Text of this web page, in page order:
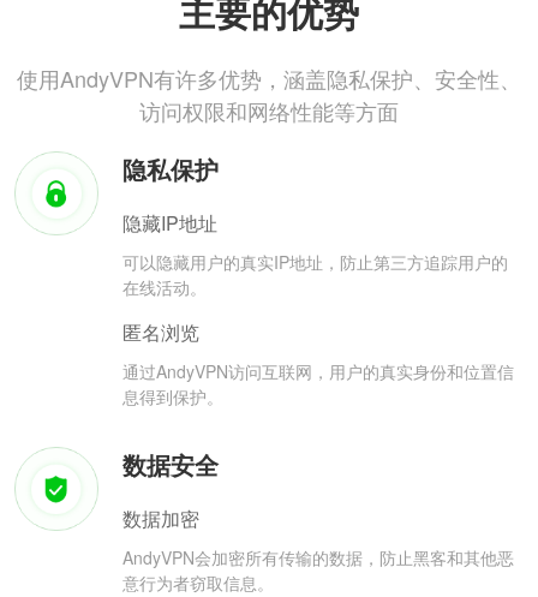
主要的优势
使用AndyVPN有许多优势，涵盖隐私保护、安全性、
访问权限和网络性能等方面
隐私保护
隐藏IP地址
可以隐藏用户的真实IP地址，防止第三方追踪用户的
在线活动。
匿名浏览
通过AndyVPN访问互联网，用户的真实身份和位置信
息得到保护。
数据安全
数据加密
AndyVPN会加密所有传输的数据，防止黑客和其他恶
意行为者窃取信息。